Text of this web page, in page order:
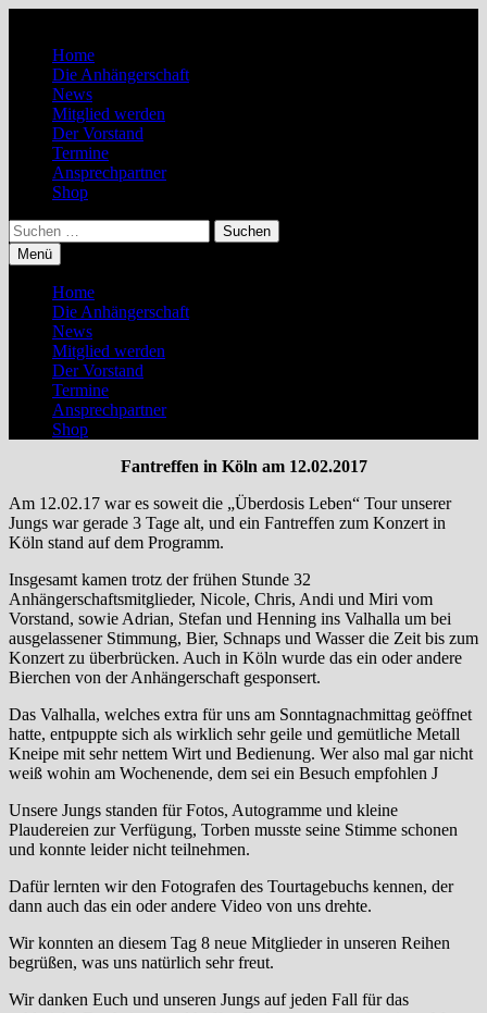
springenHome
Die Anhängerschaft
News
Mitglied werden
Der Vorstand
Termine
Ansprechpartner
Shop
Suchen
nach:
Menü
Home
Die Anhängerschaft
News
Mitglied werden
Der Vorstand
Termine
Ansprechpartner
Shop
Fantreffen in Köln am 12.02.2017
Am 12.02.17 war es soweit die „Überdosis Leben“ Tour unserer
Jungs war gerade 3 Tage alt, und ein Fantreffen zum Konzert in
Köln stand auf dem Programm.
Insgesamt kamen trotz der frühen Stunde 32
Anhängerschaftsmitglieder, Nicole, Chris, Andi und Miri vom
Vorstand, sowie Adrian, Stefan und Henning ins Valhalla um bei
ausgelassener Stimmung, Bier, Schnaps und Wasser die Zeit bis zum
Konzert zu überbrücken. Auch in Köln wurde das ein oder andere
Bierchen von der Anhängerschaft gesponsert.
Das Valhalla, welches extra für uns am Sonntagnachmittag geöffnet
hatte, entpuppte sich als wirklich sehr geile und gemütliche Metall
Kneipe mit sehr nettem Wirt und Bedienung. Wer also mal gar nicht
weiß wohin am Wochenende, dem sei ein Besuch empfohlen J
Unsere Jungs standen für Fotos, Autogramme und kleine
Plaudereien zur Verfügung, Torben musste seine Stimme schonen
und konnte leider nicht teilnehmen.
Dafür lernten wir den Fotografen des Tourtagebuchs kennen, der
dann auch das ein oder andere Video von uns drehte.
Wir konnten an diesem Tag 8 neue Mitglieder in unseren Reihen
begrüßen, was uns natürlich sehr freut.
Wir danken Euch und unseren Jungs auf jeden Fall für das